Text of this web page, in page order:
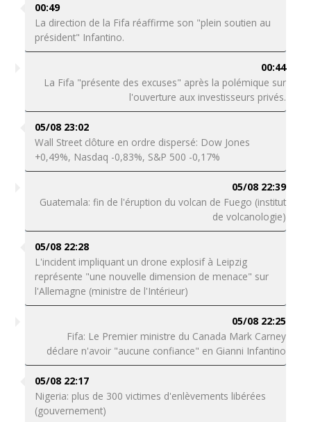
00:49
La direction de la Fifa réaffirme son "plein soutien au
président" Infantino.
00:44
La Fifa "présente des excuses" après la polémique sur
l'ouverture aux investisseurs privés.
05/08 23:02
Wall Street clôture en ordre dispersé: Dow Jones
+0,49%, Nasdaq -0,83%, S&P 500 -0,17%
05/08 22:39
Guatemala: fin de l'éruption du volcan de Fuego (institut
de volcanologie)
05/08 22:28
L'incident impliquant un drone explosif à Leipzig
représente "une nouvelle dimension de menace" sur
l'Allemagne (ministre de l'Intérieur)
05/08 22:25
Fifa: Le Premier ministre du Canada Mark Carney
déclare n'avoir "aucune confiance" en Gianni Infantino
05/08 22:17
Nigeria: plus de 300 victimes d'enlèvements libérées
(gouvernement)